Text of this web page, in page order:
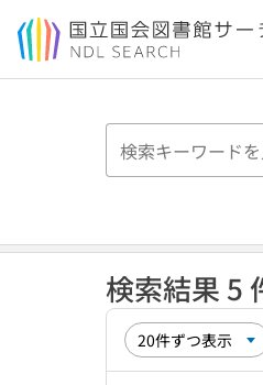
本文へ移動
検索結果 5